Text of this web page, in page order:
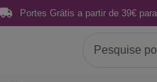
Portes Grátis a partir de 39€